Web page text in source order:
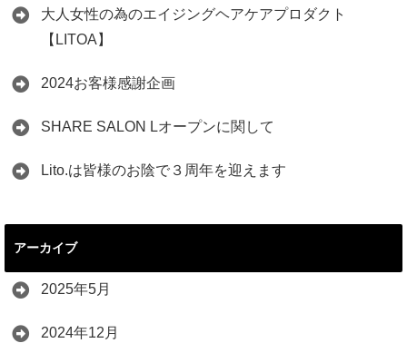
大人女性の為のエイジングヘアケアプロダクト
【LITOA】
2024お客様感謝企画
SHARE SALON Lオープンに関して
Lito.は皆様のお陰で３周年を迎えます
アーカイブ
2025年5月
2024年12月